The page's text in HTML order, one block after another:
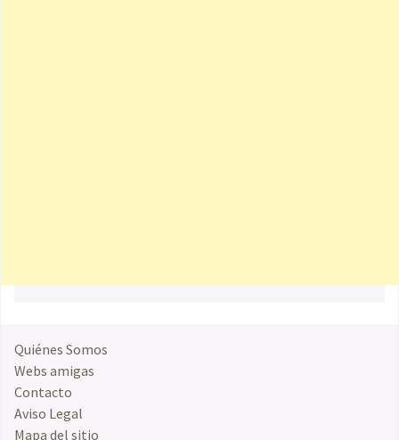
Quiénes Somos
Webs amigas
Contacto
Aviso Legal
Mapa del sitio